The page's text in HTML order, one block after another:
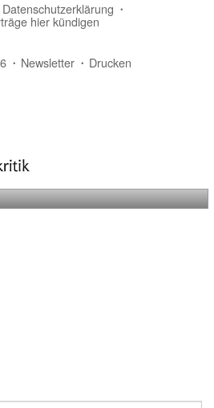
Datenschutzerklärung
hier kündigen
Newsletter Drucken